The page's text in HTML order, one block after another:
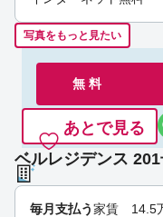
写真をもっと見たい
無 料
あとで見る
ベルレジデンス
毎月支払う家賃 14.5